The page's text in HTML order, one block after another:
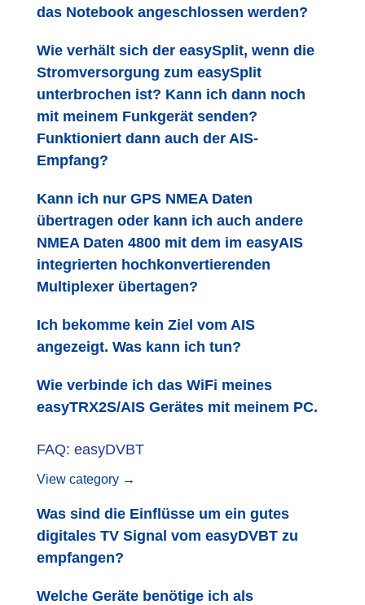
das Notebook angeschlossen werden?
Wie verhält sich der easySplit, wenn die
Stromversorgung zum easySplit
unterbrochen ist? Kann ich dann noch
mit meinem Funkgerät senden?
Funktioniert dann auch der AIS-
Empfang?
Kann ich nur GPS NMEA Daten
übertragen oder kann ich auch andere
NMEA Daten 4800 mit dem im easyAIS
integrierten hochkonvertierenden
Multiplexer übertagen?
Ich bekomme kein Ziel vom AIS
angezeigt. Was kann ich tun?
Wie verbinde ich das WiFi meines
easyTRX2S/AIS Gerätes mit meinem PC.
FAQ: easyDVBT
View category →
Was sind die Einflüsse um ein gutes
digitales TV Signal vom easyDVBT zu
empfangen?
Welche Geräte benötige ich als